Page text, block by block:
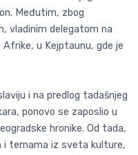
Međutim, zbog
vladinim delegatom na
u Kejptaunu, gde je
i na predlog tadašnjeg
ponovo se zaposlio u
hronike. Od tada,
i temama iz sveta kulture,